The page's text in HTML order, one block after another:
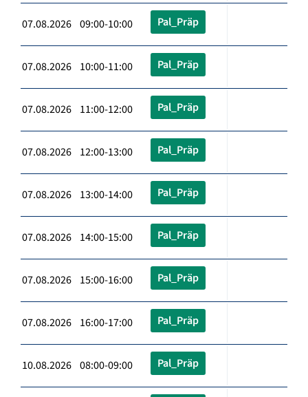
07.08.2026 09:00-10:00 Pal_Präp
07.08.2026 10:00-11:00 Pal_Präp
07.08.2026 11:00-12:00 Pal_Präp
07.08.2026 12:00-13:00 Pal_Präp
07.08.2026 13:00-14:00 Pal_Präp
07.08.2026 14:00-15:00 Pal_Präp
07.08.2026 15:00-16:00 Pal_Präp
07.08.2026 16:00-17:00 Pal_Präp
10.08.2026 08:00-09:00 Pal_Präp